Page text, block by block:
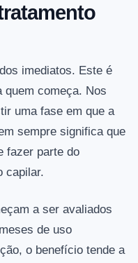
imediatos. Este é
quem começa. Nos
uma fase em que a
sempre significa que
fazer parte do
capilar.
a ser avaliados
de uso
o benefício tende a